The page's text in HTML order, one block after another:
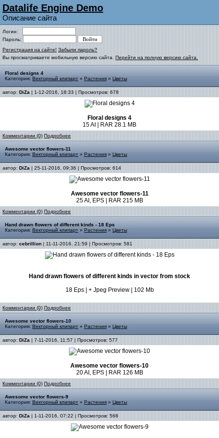
Datalife Engine Demo
Описание сайта
Логин:
Пароль:
Регистрация на сайте! Забыли пароль?
Вы просматриваете мобильную версию сайта. Перейти на полную версию сайта.
Floral designs 4
Категория: Векторный клипарт » Растения » Цветы
автор: DiZa | 1-12-2016, 18:33 | Просмотров: 678
Floral designs 4
15 AI | RAR 28.1 MB
Комментарии (0) Подробнее
Awesome vector flowers-11
Категория: Векторный клипарт » Растения » Цветы
автор: DiZa | 25-11-2016, 09:36 | Просмотров: 614
Awesome vector flowers-11
25 AI, EPS | RAR 215 MB
Комментарии (0) Подробнее
Hand drawn flowers of different kinds - 18 Eps
Категория: Векторный клипарт » Растения » Цветы
автор: cebrillion | 11-11-2016, 21:59 | Просмотров: 581
Hand drawn flowers of different kinds in vector from stock
18 Eps | + Jpeg Preview | 102 Mb
Комментарии (0) Подробнее
Awesome vector flowers-10
Категория: Векторный клипарт » Растения » Цветы
автор: DiZa | 7-11-2016, 11:57 | Просмотров: 577
Awesome vector flowers-10
20 AI, EPS | RAR 126 MB
Комментарии (0) Подробнее
Awesome vector flowers-9
Категория: Векторный клипарт » Растения » Цветы
автор: DiZa | 1-11-2016, 07:22 | Просмотров: 568